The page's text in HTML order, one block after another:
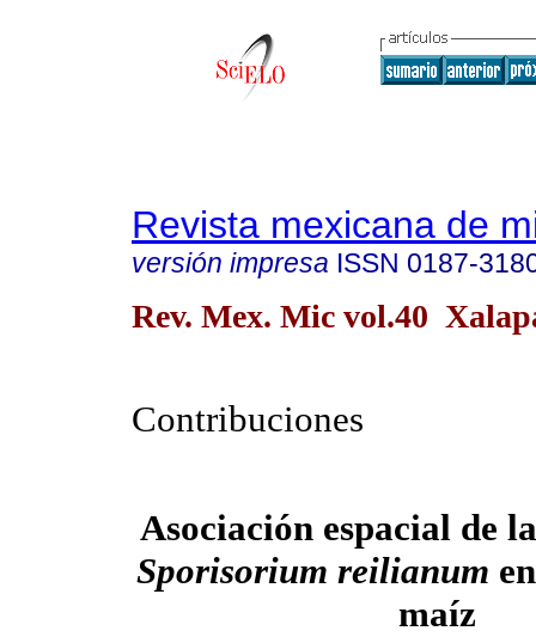
Revista mexicana de
versión impresa ISSN 0187-
Rev. Mex. Mic vol.40
Contribuciones
Asociación espacial de
Sporisorium reilianum
maíz